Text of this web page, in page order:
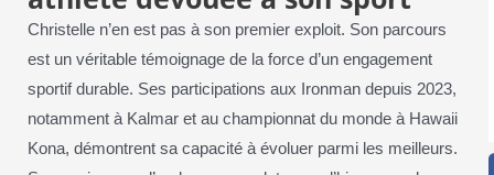
Christelle n’en est pas à son premier exploit. Son parcours
est un véritable témoignage de la force d’un engagement
sportif durable. Ses participations aux Ironman depuis 2023,
notamment à Kalmar et au championnat du monde à Hawaii
Kona, démontrent sa capacité à évoluer parmi les meilleurs.